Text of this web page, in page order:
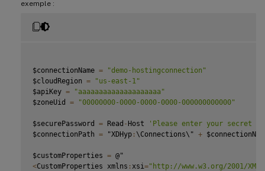
exemple :
$connectionName =
"demo-hostingconnection"
$cloudRegion =
"us-east-1"
$apiKey =
"aaaaaaaaaaaaaaaaaaaa"
$zoneUid = "00000000-0000-0000-0000-000000000000"
$securePassword = Read -Host
'Please enter your secret
$connectionPath = "XDHyp : \Connections\" +
$customProperties =
<CustomProperties xmlns : xsi="http://www.w3.org/2001/